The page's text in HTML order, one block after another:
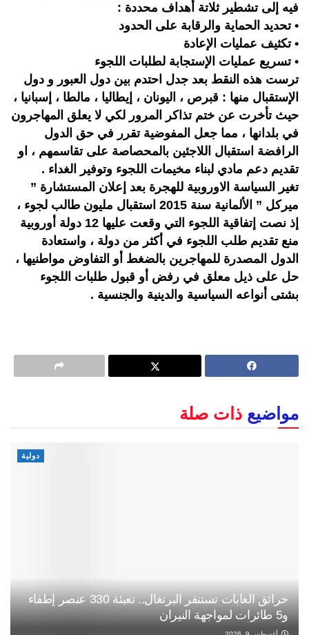
فيه إلى تشطير ثلاتة أهداف محددة :
• تحديد الحماية والرقابة على الحدود
• تكثيف عمليات الإعادة
• تسريع عمليات الإستجابة لطلبات اللجوء
ترست هذه النقط بعد جدل احتدم بين دول العبور و دول
الإستقبال منها : قبرص ، اليونان ، إيطاليا ، مالطا ، إسبانيا ،
حيث تأخرت عن ختم تذاكر المرور لكي لا يعلق المهاجرون
في بلدانها ، مما جعل المفوضية تقرر في حق الدول
الرافضة استقبال اللاجئين بالمحصاصة على تقاسمهم ، او
تقديم دعم مادي لبناء مخيمات اللجوء وتوفير الغداء .
تغير السياسة الاوروبية للهجرة بعد إعلان المستشارة ”
ميركل ” الألمانية سنة 2015 استقبال مليون طالب لجوء ،
إذ نصت إتفاقية اللجوء التي وقعت عليها 12 دولة أوروبية
منع تقديم طلب اللجوء في أكثر من دولة ، واستعادة
الدول المصدرة للمهاجرين بالضغط أو التفاوض مواطنيها ،
حل على ذيل معلق في رفض أو قبول طلبات اللجوء
بشتى أنواعه السياسية والدينية والجنسية .
مواضيع ذات صلة
دولية
حرائق الغابات تستنفر البرتغال.. تعبئة 330 عنصر إطفاء
و5 طائرات لمواجهة النيران